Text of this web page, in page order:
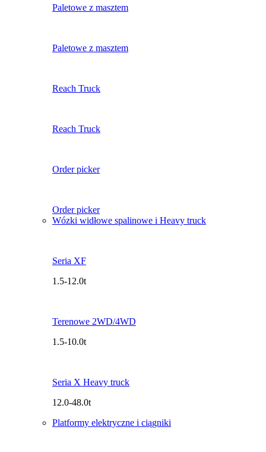
Paletowe z masztem
Paletowe z masztem
Reach Truck
Reach Truck
Order picker
Order picker
Wózki widłowe spalinowe i Heavy truck
Seria XF
1.5-12.0t
Terenowe 2WD/4WD
1.5-10.0t
Seria X Heavy truck
12.0-48.0t
Platformy elektryczne i ciągniki